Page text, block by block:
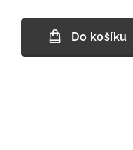
Do košíku